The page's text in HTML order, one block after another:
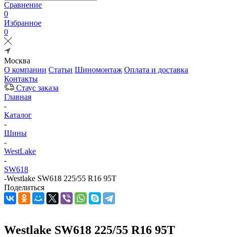
Сравнение
0
Избранное
0
Москва
О компании Статьи Шиномонтаж Оплата и доставка
Контакты
Стаус заказа
Главная
-
Каталог
-
Шины
-
WestLake
-
SW618
-Westlake SW618 225/55 R16 95T
Поделиться
Westlake SW618 225/55 R16 95T